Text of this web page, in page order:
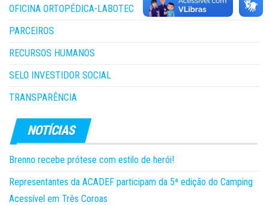
OFICINA ORTOPÉDICA-LABOTEC
PARCEIROS
RECURSOS HUMANOS
SELO INVESTIDOR SOCIAL
TRANSPARÊNCIA
Brenno recebe prótese com estilo de herói!
Representantes da ACADEF participam da 5ª edição do Camping
Acessível em Três Coroas